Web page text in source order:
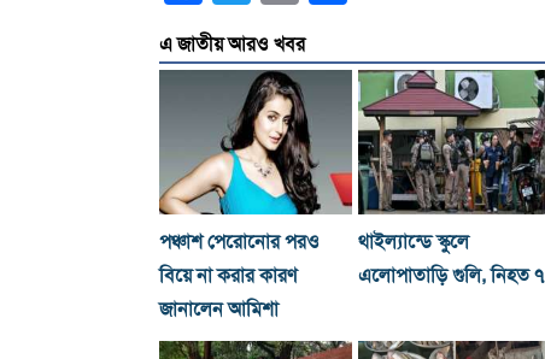
এ জাতীয় আরও খবর
পঞ্চাশ পেরোনোর পরও
বিয়ে না করার কারণ
জানালেন আমিশা
থাইল্যান্ডে স্কুলে
এলোপাতাড়ি গুলি, নিহত ৭